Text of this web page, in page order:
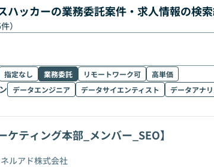
ハッカーの業務委託案件・求人情報の検
件）
指定なし 業務委託 リモートワーク可 高単価
データエンジニア データサイエンティスト データアナ
ケティング本部_メンバー_SEO】
ルアド株式会社